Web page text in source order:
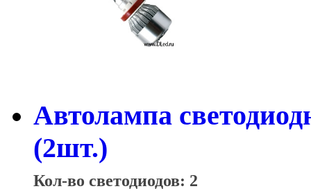
Автолампа
(2шт.)
Кол-во светодиодов: 2